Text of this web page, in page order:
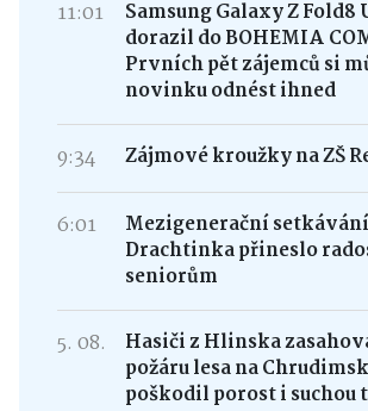
11:01
Samsung Galaxy Z Fold8
dorazil do BOHEMIA
Prvních pět zájemců si
novinku odnést ihned
9:34 Zájmové kroužky na ZŠ
6:01
Mezigenerační
Drachtinka přineslo
seniorům
5. 08.
Hasiči z Hlinska
požáru lesa na
poškodil porost i suchou